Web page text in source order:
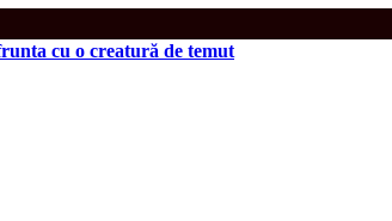
cu o creatură de temut